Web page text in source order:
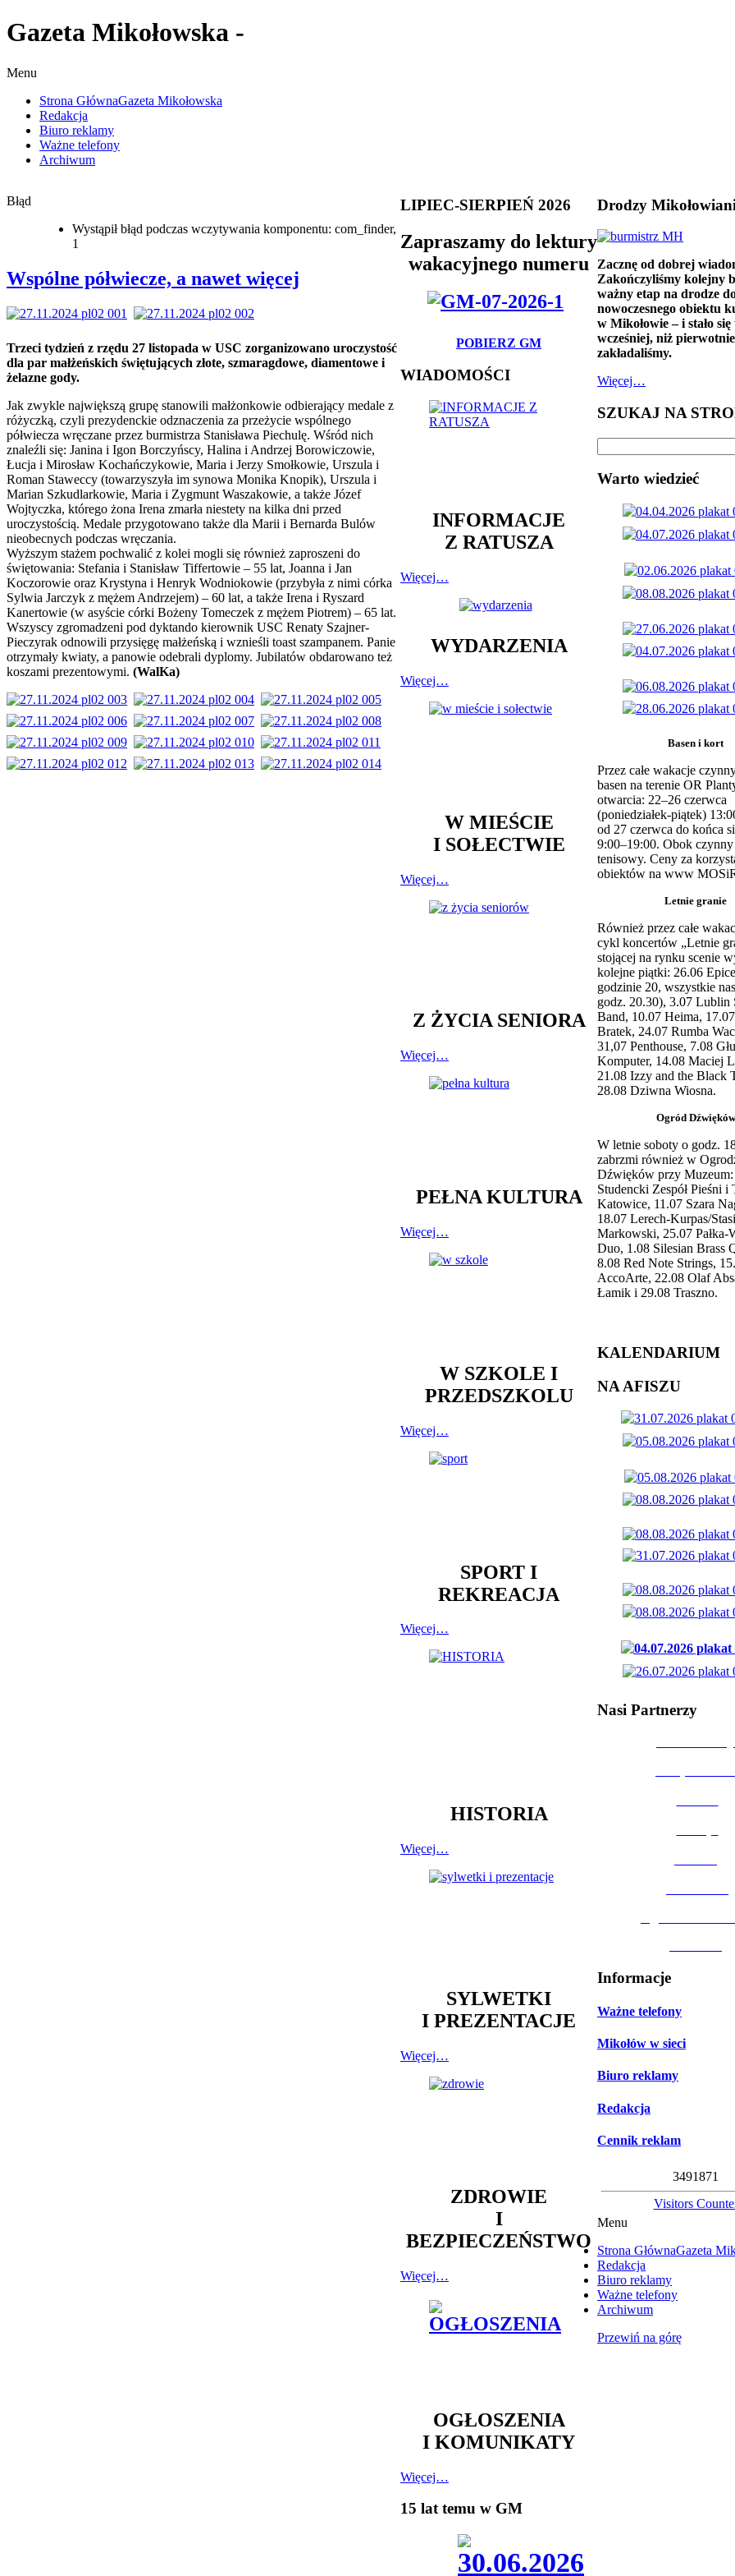
Gazeta Mikołowska -
Menu
Strona GłównaGazeta Mikołowska
Redakcja
Biuro reklamy
Ważne telefony
Archiwum
Błąd
Wystąpił błąd podczas wczytywania komponentu: com_finder,
1
Wspólne półwiecze, a nawet więcej
Trzeci tydzień z rzędu 27 listopada w USC zorganizowano uroczystość
dla par małżeńskich świętujących złote, szmaragdowe, diamentowe i
żelazne gody.
Jak zwykle największą grupę stanowili małżonkowie odbierający medale z
różyczką, czyli prezydenckie odznaczenia za przeżycie wspólnego
półwiecza wręczane przez burmistrza Stanisława Piechulę. Wśród nich
znaleźli się: Janina i Igon Borczyńscy, Halina i Andrzej Borowiczowie,
Łucja i Mirosław Kochańczykowie, Maria i Jerzy Smołkowie, Urszula i
Roman Staweccy (towarzyszyła im synowa Monika Knopik), Urszula i
Marian Szkudlarkowie, Maria i Zygmunt Waszakowie, a także Józef
Wojtyczka, którego żona Irena zmarła niestety na kilka dni przed
uroczystością. Medale przygotowano także dla Marii i Bernarda Bulów
nieobecnych podczas wręczania.
Wyższym stażem pochwalić z kolei mogli się również zaproszeni do
świętowania: Stefania i Stanisław Tiffertowie – 55 lat, Joanna i Jan
Koczorowie oraz Krystyna i Henryk Wodniokowie (przybyła z nimi córka
Sylwia Jarczyk z mężem Andrzejem) – 60 lat, a także Irena i Ryszard
Kanertowie (w asyście córki Bożeny Tomeczek z mężem Piotrem) – 65 lat.
Wszyscy zgromadzeni pod dyktando kierownik USC Renaty Szajner-
Pieczyrak odnowili przysięgę małżeńską i wznieśli toast szampanem. Panie
otrzymały kwiaty, a panowie odebrali dyplomy. Jubilatów obdarowano też
koszami prezentowymi. (WalKa)
LIPIEC-SIERPIEŃ 2026
Zapraszamy do lektury
wakacyjnego numeru
POBIERZ GM
WIADOMOŚCI
INFORMACJE
Z RATUSZA
Więcej…
WYDARZENIA
Więcej…
W MIEŚCIE
I SOŁECTWIE
Więcej…
Z ŻYCIA SENIORA
Więcej…
PEŁNA KULTURA
Więcej…
W SZKOLE I
PRZEDSZKOLU
Więcej…
SPORT I
REKREACJA
Więcej…
HISTORIA
Więcej…
SYLWETKI
I PREZENTACJE
Więcej…
ZDROWIE
I
BEZPIECZEŃSTWO
Więcej…
OGŁOSZENIA
I KOMUNIKATY
Więcej…
15 lat temu w GM
Drodzy
Zacznę od dobrej
Zakończyliśmy kolejny
ważny etap na drodze
nowoczesnego obiektu
w Mikołowie – i stało się
wcześniej, niż pierwotnie
zakładaliśmy.
Więcej…
SZUKAJ NA
Warto wiedzieć
Basen i kort
Przez całe wakacje
basen na terenie OR
otwarcia: 22–26 czerwca
(poniedziałek-piątek)
od 27 czerwca do końca
9:00–19:00. Obok
tenisowy. Ceny za
obiektów na www
Letnie granie
Również przez całe
cykl koncertów „Letnie
stojącej na rynku scenie
kolejne piątki: 26.06
godzinie 20, wszystkie
godz. 20.30), 3.07 Lublin
Band, 10.07 Heima,
Bratek, 24.07 Rumba
31,07 Penthouse, 7.08
Komputer, 14.08 Maciej
21.08 Izzy and the Black
28.08 Dziwna Wiosna.
Ogród Dźwięków
W letnie soboty o godz.
zabrzmi również w
Dźwięków przy
Studencki Zespół Pieśni i
Katowice, 11.07 Szara
18.07 Lerech-Kurpas/
Markowski, 25.07 Pałka-
Duo, 1.08 Silesian Brass
8.08 Red Note Strings,
AccoArte, 22.08 Olaf
Łamik i 29.08 Traszno.
KALENDARIUM
NA AFISZU
Nasi Partnerzy
Informacje
Ważne telefony
Mikołów w sieci
Biuro reklamy
Redakcja
Cennik reklam
3491871
Visitors
Menu
Strona GłównaGazeta
Redakcja
Biuro reklamy
Ważne telefony
Archiwum
Przewiń na górę